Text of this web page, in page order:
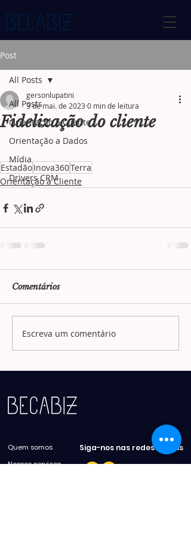
Post
All Posts
Orientação a Cliente
Orientação a Dados
Mídia
Drivers CRM
All Posts
Fidelização do cliente
gersonlupatini
3 de mai. de 2023 0 min de leitura
EstadãoInova360Terra
Orientação a Cliente
Comentários
Escreva um comentário
Siga-nos nas redes sociais
Quem somos
Nossos serviços